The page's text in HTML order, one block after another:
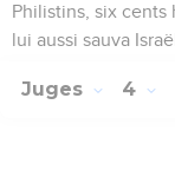
Philistins, six cents
lui aussi sauva
Juges 4